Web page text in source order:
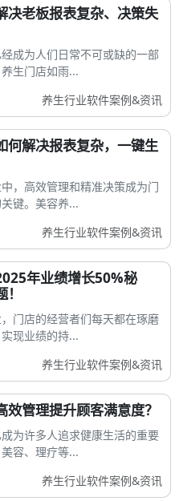
决老板报表复杂、决策失
成为人们日常不可或缺的一部
生门店如雨...
养生行业软件案例&资讯
何解决报表复杂，一键生
，高效管理和精准决策成为门
键。美容养...
养生行业软件案例&资讯
年业绩增长50%秘
门店的经营者们每天都在琢磨
现业绩的持...
养生行业软件案例&资讯
管理提升顾客满意度？
为许多人追求健康生活的重要
容、理疗等...
养生行业软件案例&资讯